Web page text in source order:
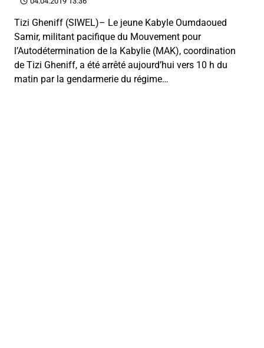
Tizi Gheniff (SIWEL)– Le jeune Kabyle Oumdaoued
Samir, militant pacifique du Mouvement pour
l’Autodétermination de la Kabylie (MAK), coordination
de Tizi Gheniff, a été arrêté aujourd’hui vers 10 h du
matin par la gendarmerie du régime…